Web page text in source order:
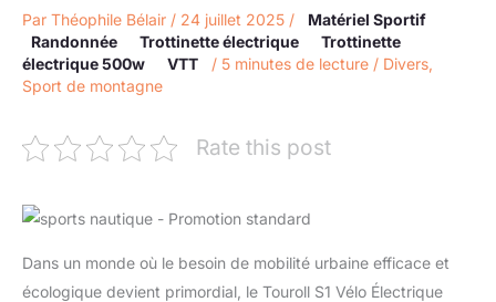
Par Théophile Bélair / 24 juillet 2025 /
Matériel Sportif
Randonnée
Trottinette électrique
Trottinette
électrique 500w
VTT / 5 minutes de lecture / Divers,
Sport de montagne
Rate this post
Dans un monde où le besoin de mobilité urbaine efficace et
écologique devient primordial, le Touroll S1 Vélo Électrique